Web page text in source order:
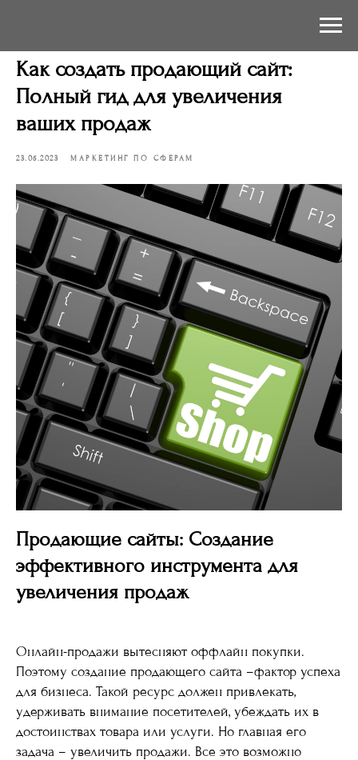
Как создать продающий сайт:
Полный гид для увеличения
ваших продаж
23.05.2023 МАРКЕТИНГ ПО СФЕРАМ
Продающие сайты: Создание
эффективного инструмента для
увеличения продаж
Онлайн-продажи вытесняют оффлайн покупки.
Поэтому создание продающего сайта –фактор успеха
для бизнеса. Такой ресурс должен привлекать,
удерживать внимание посетителей, убеждать их в
достоинствах товара или услуги. Но главная его
задача – увеличить продажи. Все это возможно